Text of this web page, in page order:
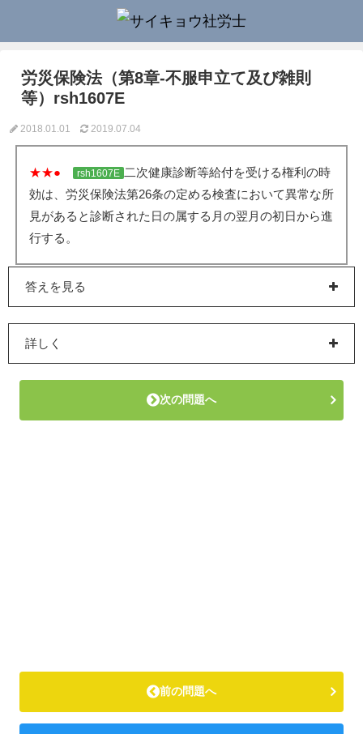
労災保険法（第8章-不服申立て及び雑則
等）rsh1607E
2018.01.01 2019.07.04
★★● rsh1607E 二次健康診断等給付を受ける権利の時
効は、労災保険法第26条の定める検査において異常な所
見があると診断された日の属する月の翌月の初日から進
行する。
答えを見る
詳しく
次の問題へ
前の問題へ